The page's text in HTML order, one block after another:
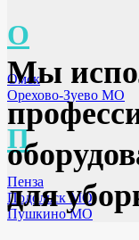
О
Омск
Орехово-Зуево МО
П
Пенза
Подольск МО
Пушкино МО
Мы
для